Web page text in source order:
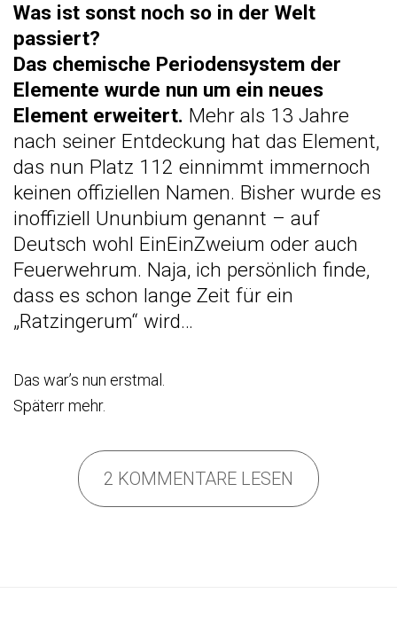
Was ist sonst noch so in der Welt
passiert?
Das chemische Periodensystem der
Elemente wurde nun um ein neues
Element erweitert. Mehr als 13 Jahre
nach seiner Entdeckung hat das Element,
das nun Platz 112 einnimmt immernoch
keinen offiziellen Namen. Bisher wurde es
inoffiziell Ununbium genannt – auf
Deutsch wohl EinEinZweium oder auch
Feuerwehrum. Naja, ich persönlich finde,
dass es schon lange Zeit für ein
„Ratzingerum“ wird…
Das war’s nun erstmal.
Späterr mehr.
2 KOMMENTARE LESEN